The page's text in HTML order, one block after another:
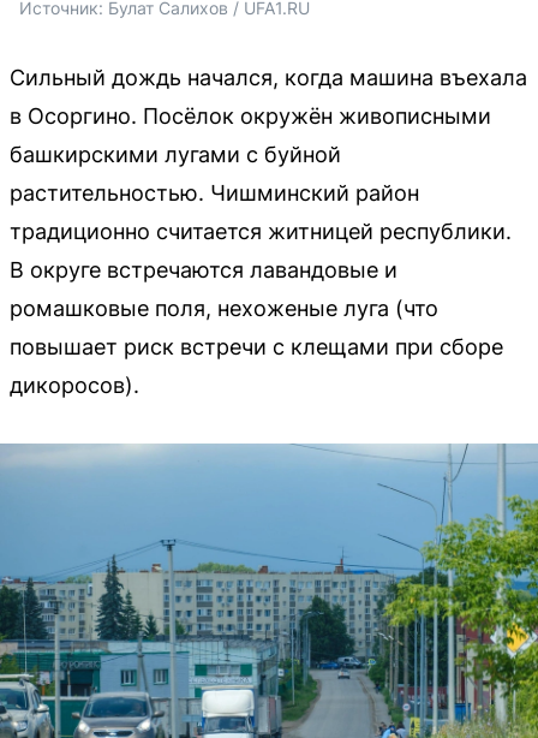
Источник: Булат Салихов / UFA1.RU
Сильный дождь начался, когда машина въехала
в Осоргино. Посёлок окружён живописными
башкирскими лугами с буйной
растительностью. Чишминский район
традиционно считается житницей республики.
В округе встречаются лавандовые и
ромашковые поля, нехоженые луга (что
повышает риск встречи с клещами при сборе
дикоросов).